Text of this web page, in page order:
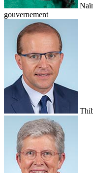
gouvernement